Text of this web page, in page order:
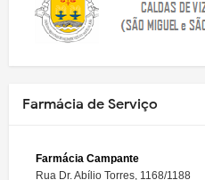
Farmácia de Serviço